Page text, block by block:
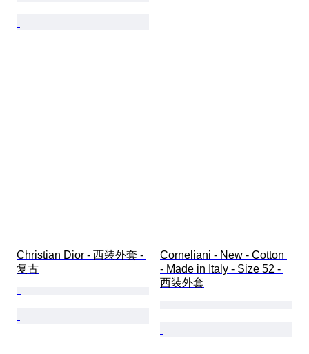
Christian Dior - 西装外套 -
复古
Corneliani - New - Cotton
- Made in Italy - Size 52 -
西装外套